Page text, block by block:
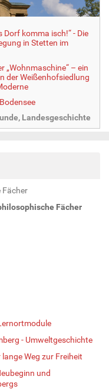
Dorf komma isch!“ - Die
in Stetten im
„Wohnmaschine“ – ein
der Weißenhofsiedlung
Landesgeschichte
Fächer
- Umweltgeschichte
Weg zur Freiheit
und